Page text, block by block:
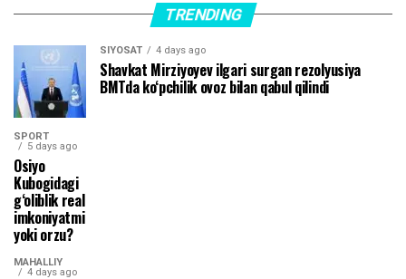
TRENDING
SIYOSAT 4 days ago
Shavkat Mirziyoyev ilgari surgan rezolyusiya
BMTda ko‘pchilik ovoz bilan qabul qilindi
SPORT
5 days ago
Osiyo
Kubogidagi
g‘oliblik real
imkoniyatmi
yoki orzu?
MAHALLIY
4 days ago